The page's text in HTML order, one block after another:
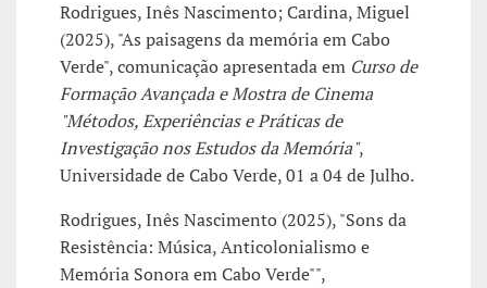
Rodrigues, Inês Nascimento; Cardina, Miguel
(2025), "As paisagens da memória em Cabo
Verde", comunicação apresentada em Curso de
Formação Avançada e Mostra de Cinema
"Métodos, Experiências e Práticas de
Investigação nos Estudos da Memória",
Universidade de Cabo Verde, 01 a 04 de Julho.
Rodrigues, Inês Nascimento (2025), "Sons da
Resistência: Música, Anticolonialismo e
Memória Sonora em Cabo Verde"",